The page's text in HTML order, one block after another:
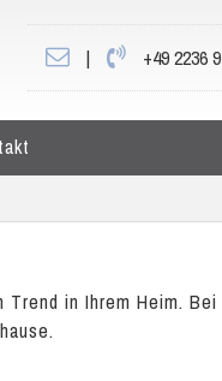
| +49 2236
Trend in Ihrem Heim. Bei